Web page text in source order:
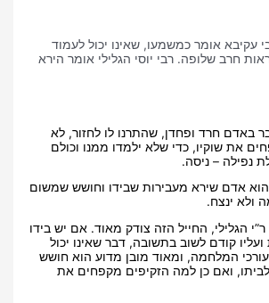
עקיבא אומר כמשמעו, שאינו יכול לעמוד
חרב שלופה. רבי יוסי הגלילי אומר הירא
באדם חרד ופחדן, שהתרנו לו לחזור, לא
את שוקיו, כדי שלא ילמדו ממנו וכולם
נפילה – ניסה.
הוא אדם שירא מעבירות שבידו וחושש שמשום
ולא ינצח.
הגלילי, החייל הזה צודק מאוד. אם יש בידו
ועליו קודם לשוב בתשובה, דבר שאינו יכול
המלחמה, ומאוד מובן מדוע הוא חושש
לביתו, ואם כן למה הזקיפים מקפחים את